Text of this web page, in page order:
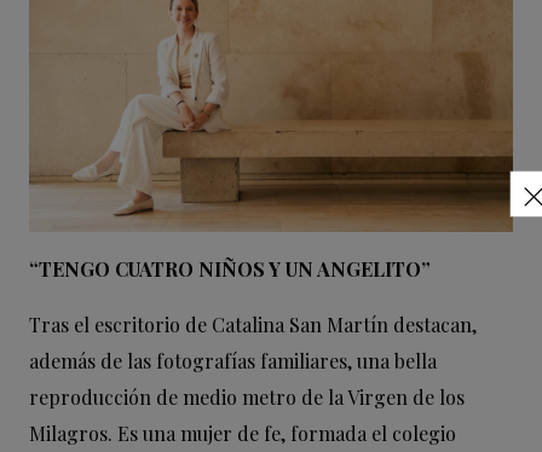
“TENGO CUATRO NIÑOS Y UN ANGELITO”
Tras el escritorio de Catalina San Martín destacan,
además de las fotografías familiares, una bella
reproducción de medio metro de la Virgen de los
Milagros. Es una mujer de fe, formada el colegio